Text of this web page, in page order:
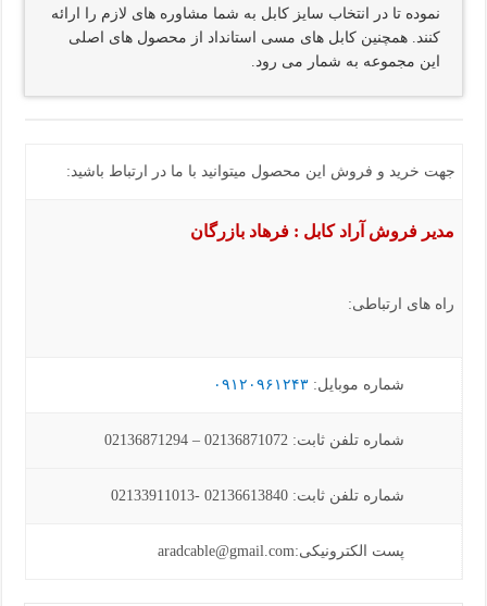
نموده تا در انتخاب سایز کابل به شما مشاوره های لازم را ارائه
کنند. همچنین کابل های مسی استانداد از محصول های اصلی
این مجموعه به شمار می رود.
جهت خرید و فروش این محصول میتوانید با ما در ارتباط باشید:
مدیر فروش آراد کابل : فرهاد بازرگان
راه های ارتباطی:
شماره موبایل: ۰۹۱۲۰۹۶۱۲۴۳
شماره تلفن ثابت: 02136871072 – 02136871294
شماره تلفن ثابت: 02136613840 -02133911013
پست الکترونیکی:aradcable@gmail.com